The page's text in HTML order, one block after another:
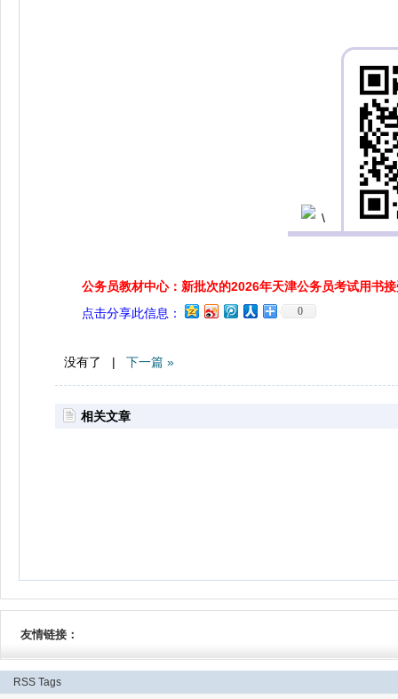
公务员教材中心：新批次的2026年天津公务员考试用书
点击分享此信息：
0
没有了 | 下一篇 »
相关文章
友情链接：
RSS Tags